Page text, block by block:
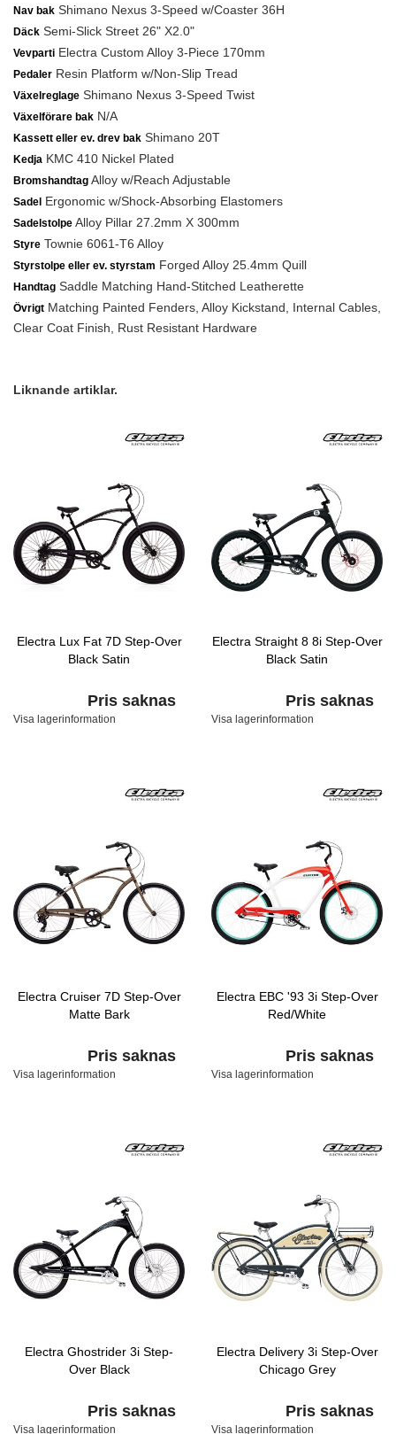
Nav bak Shimano Nexus 3-Speed w/Coaster 36H
Däck Semi-Slick Street 26" X2.0"
Vevparti Electra Custom Alloy 3-Piece 170mm
Pedaler Resin Platform w/Non-Slip Tread
Växelreglage Shimano Nexus 3-Speed Twist
Växelförare bak N/A
Kassett eller ev. drev bak Shimano 20T
Kedja KMC 410 Nickel Plated
Bromshandtag Alloy w/Reach Adjustable
Sadel Ergonomic w/Shock-Absorbing Elastomers
Sadelstolpe Alloy Pillar 27.2mm X 300mm
Styre Townie 6061-T6 Alloy
Styrstolpe eller ev. styrstam Forged Alloy 25.4mm Quill
Handtag Saddle Matching Hand-Stitched Leatherette
Övrigt Matching Painted Fenders, Alloy Kickstand, Internal Cables,
Clear Coat Finish, Rust Resistant Hardware
Liknande artiklar.
Electra Lux Fat 7D Step-Over
Black Satin
Pris saknas
Visa lagerinformation
Electra Straight 8 8i Step-Over
Black Satin
Pris saknas
Visa lagerinformation
Electra Cruiser 7D Step-Over
Matte Bark
Pris saknas
Visa lagerinformation
Electra EBC '93 3i Step-Over
Red/White
Pris saknas
Visa lagerinformation
Electra Ghostrider 3i Step-
Over Black
Pris saknas
Visa lagerinformation
Electra Delivery 3i Step-Over
Chicago Grey
Pris saknas
Visa lagerinformation